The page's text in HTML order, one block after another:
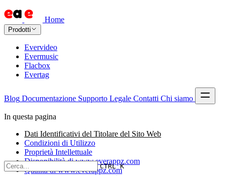
Home
Prodotti
Evervideo
Evermusic
Flacbox
Evertag
Blog Documentazione Supporto Legale Contatti Chi siamo
CTRL K
In questa pagina
Dati Identificativi del Titolare del Sito Web
Condizioni di Utilizzo
Proprietà Intellettuale
Disponibilità di www.everappz.com
Qualità di www.everappz.com